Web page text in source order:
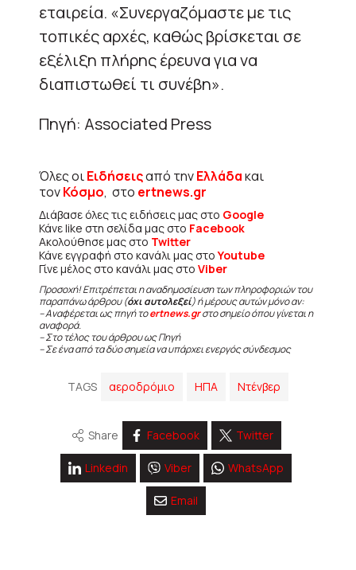
εταιρεία. «Συνεργαζόμαστε με τις
τοπικές αρχές, καθώς βρίσκεται σε
εξέλιξη πλήρης έρευνα για να
διαπιστωθεί τι συνέβη».
Πηγή: Associated Press
Όλες οιΕιδήσειςαπό τηνΕλλάδακαι
τονΚόσμο, στο ertnews.gr
Διάβασε όλες τις ειδήσεις μας στο Google
Κάνε like στη σελίδα μας στο Facebook
Ακολούθησε μας στο Twitter
Κάνε εγγραφή στο κανάλι μας στοYoutube
Γίνε μέλος στο κανάλι μας στο Viber
Προσοχή! Επιτρέπεται η αναδημοσίευση των πληροφοριών του
παραπάνω άρθρου (όχι αυτολεξεί) ή μέρους αυτών μόνο αν:
– Αναφέρεται ως πηγή τοertnews.grστο σημείο όπου γίνεται η
αναφορά.
– Στο τέλος του άρθρου ως Πηγή
– Σε ένα από τα δύο σημεία να υπάρχει ενεργός σύνδεσμος
TAGS αεροδρόμιο ΗΠΑ Ντένβερ
Share Facebook Twitter
Linkedin Viber WhatsApp
Email